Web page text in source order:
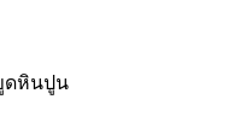
ดหินปูน